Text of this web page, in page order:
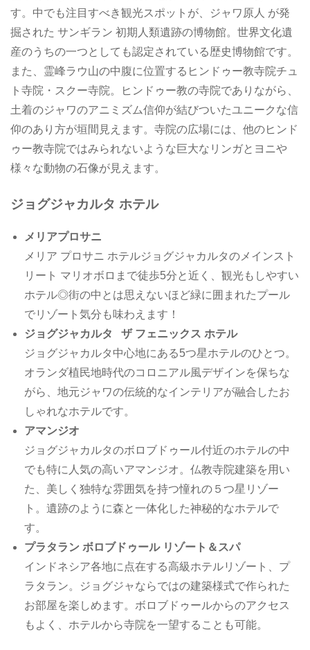
す。中でも注目すべき観光スポットが、ジャワ原人 が発
掘された サンギラン 初期人類遺跡の博物館。世界文化遺
産のうちの一つとしても認定されている歴史博物館です。
また、霊峰ラウ山の中腹に位置するヒンドゥー教寺院チュ
ト寺院・スクー寺院。ヒンドゥー教の寺院でありながら、
土着のジャワのアニミズム信仰が結びついたユニークな信
仰のあり方が垣間見えます。寺院の広場には、他のヒンド
ゥー教寺院ではみられないような巨大なリンガとヨニや
様々な動物の石像が見えます。
ジョグジャカルタ ホテル
メリアプロサニ
メリア プロサニ ホテルジョグジャカルタのメインスト
リート マリオボロまで徒歩5分と近く、観光もしやすい
ホテル◎街の中とは思えないほど緑に囲まれたプール
でリゾート気分も味わえます！
ジョグジャカルタ ザ フェニックス ホテル
ジョグジャカルタ中心地にある5つ星ホテルのひとつ。
オランダ植民地時代のコロニアル風デザインを保ちな
がら、地元ジャワの伝統的なインテリアが融合したお
しゃれなホテルです。
アマンジオ
ジョグジャカルタのボロブドゥール付近のホテルの中
でも特に人気の高いアマンジオ。仏教寺院建築を用い
た、美しく独特な雰囲気を持つ憧れの５つ星リゾー
ト。遺跡のように森と一体化した神秘的なホテルで
す。
プラタラン ボロブドゥール リゾート＆スパ
インドネシア各地に点在する高級ホテルリゾート、プ
ラタラン。ジョグジャならではの建築様式で作られた
お部屋を楽しめます。ボロブドゥールからのアクセス
もよく、ホテルから寺院を一望することも可能。